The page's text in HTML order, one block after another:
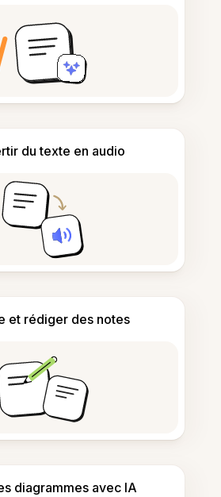
du texte en audio
et rédiger des notes
diagrammes avec IA